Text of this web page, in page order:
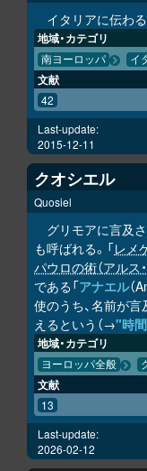
イタリアに伝わ
地域・カテゴリ
南ヨーロッパ イ
文献
42
Last-update:
2015-12-11
クオシエル
Quosiel
グリモアに言及さ
も呼ばれる。「レメ
パウロの術（アルス
である「アナエル（
使のうち、名前が言
えるという（→"時
地域・カテゴリ
ヨーロッパ全般
文献
13
Last-update:
2026-02-12